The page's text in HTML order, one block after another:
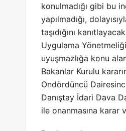
konulmadığı gibi bu
yapılmadığı,
taşıdığını
Uygulama
uyuşmazlığa konu
Bakanlar Kurulu
Ondördüncü
Danıştay İdari Dava
ile onanmasına karar